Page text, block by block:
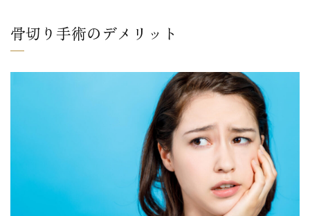
骨切り手術のデメリット